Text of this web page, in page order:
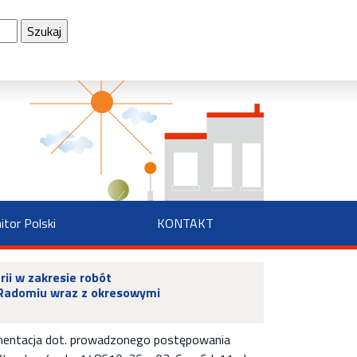
Polski KONTAKT
w zakresie robót
wraz z okresowymi
dot. prowadzonego postępowania